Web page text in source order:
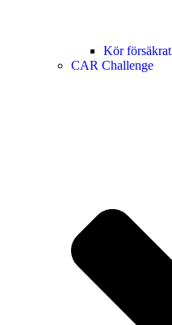
Kör försäkrat
CAR Challenge